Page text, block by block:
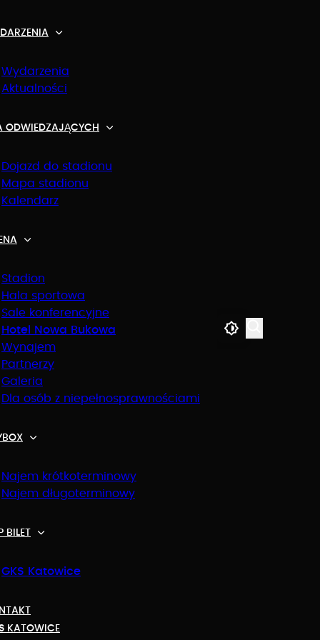
Wydarzenia
Aktualności
ODWIEDZAJĄCYCH
Dojazd do stadionu
Mapa stadionu
Kalendarz
Stadion
Hala sportowa
Sale konferencyjne
Hotel Nowa Bukowa
Wynajem
Partnerzy
Galeria
Dla osób z niepełnosprawnościami
Najem krótkoterminowy
Najem długoterminowy
BILET
GKS Katowice
KATOWICE